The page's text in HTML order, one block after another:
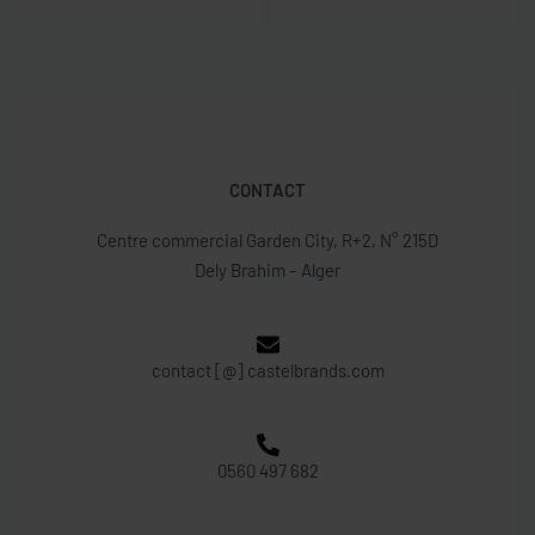
CONTACT
Centre commercial Garden City, R+2, N° 215D
Dely Brahim – Alger
contact [@] castelbrands.com
0560 497 682